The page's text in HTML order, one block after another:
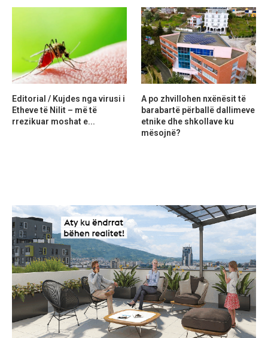
Editorial / Kujdes nga virusi i
Etheve të Nilit – më të
rrezikuar moshat e...
A po zhvillohen nxënësit të
barabartë përballë dallimeve
etnike dhe shkollave ku
mësojnë?